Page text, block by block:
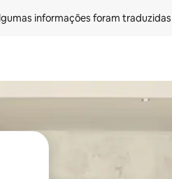
informações foram